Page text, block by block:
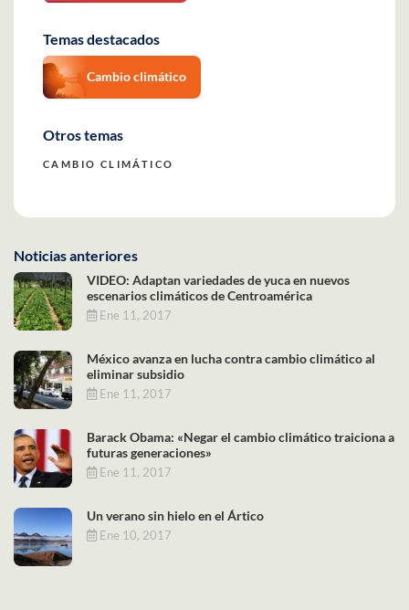
Temas destacados
Cambio climático
Otros temas
CAMBIO CLIMÁTICO
Noticias anteriores
VIDEO: Adaptan variedades de yuca en nuevos
escenarios climáticos de Centroamérica
Ene 11, 2017
México avanza en lucha contra cambio climático al
eliminar subsidio
Ene 11, 2017
Barack Obama: «Negar el cambio climático traiciona a
futuras generaciones»
Ene 11, 2017
Un verano sin hielo en el Ártico
Ene 10, 2017